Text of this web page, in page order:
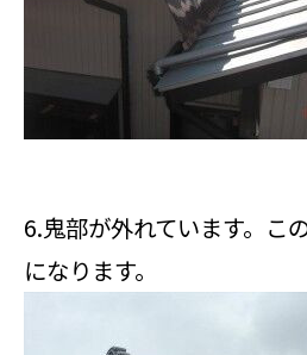
6.鬼部が外れています。こ
になります。